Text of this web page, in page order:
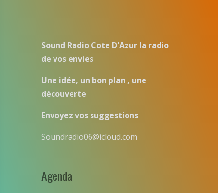
Sound Radio Cote D'Azur la radio
de vos envies
Une idée, un bon plan , une
découverte
Envoyez vos suggestions
Soundradio06@icloud.com
Agenda